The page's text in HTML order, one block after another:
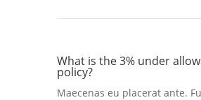
What is the 3% under
policy?
Maecenas eu placerat ante.